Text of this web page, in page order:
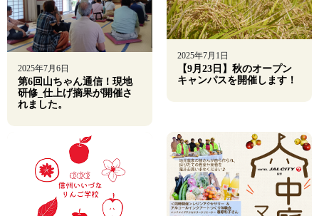
2025年7月6日
第6回山ちゃん通信！現地
研修_仕上げ摘果が開催さ
れました。
2025年7月1日
【9月23日】秋のオープン
キャンパスを開催します！